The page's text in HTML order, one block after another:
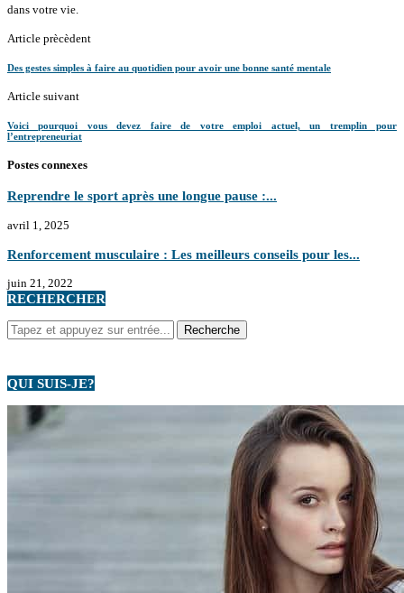
dans votre vie.
Article prècèdent
Des gestes simples à faire au quotidien pour avoir une bonne santé mentale
Article suivant
Voici pourquoi vous devez faire de votre emploi actuel, un tremplin pour
l’entrepreneuriat
Postes connexes
Reprendre le sport après une longue pause :...
avril 1, 2025
Renforcement musculaire : Les meilleurs conseils pour les...
juin 21, 2022
RECHERCHER
QUI SUIS-JE?